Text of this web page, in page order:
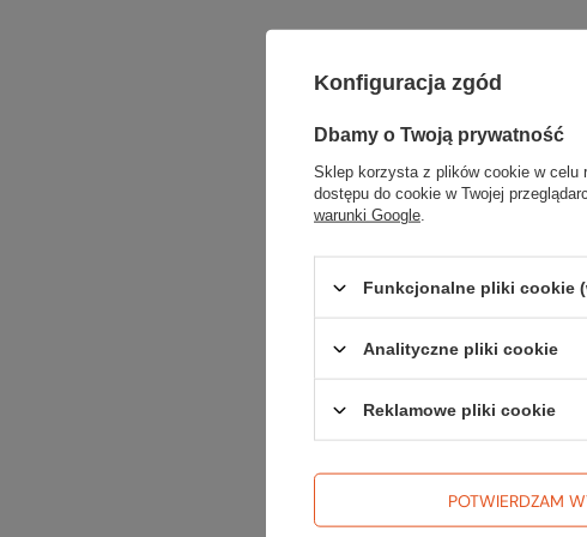
Konfiguracja zgód
Dbamy o Twoją prywatność
Sklep korzysta z plików cookie w celu
dostępu do cookie w Twojej
warunki Google
Funkcjonalne pliki cookie
Analityczne pliki cookie
Reklamowe pliki cookie
POTWIERDZAM